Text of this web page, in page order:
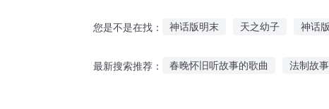
您是不是在找： 神话版明末 天之幼子 神话
最新搜索推荐： 春晚怀旧听故事的歌曲 法制故